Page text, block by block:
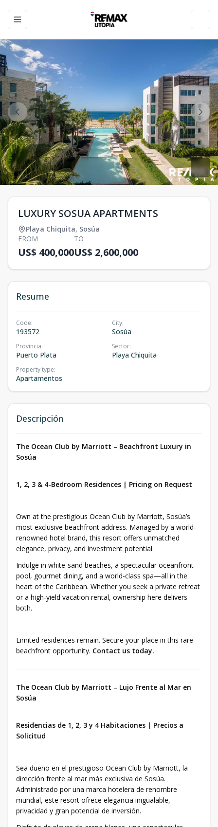
Toggle navigation menu
LUXURY SOSUA APARTMENTS
Playa Chiquita, Sosúa
FROM
US$ 400,000
TO
US$ 2,600,000
Resume
Code:
193572
City:
Sosúa
Provincia:
Puerto Plata
Sector:
Playa Chiquita
Property type:
Apartamentos
Descripción
The Ocean Club by Marriott – Beachfront Luxury in
Sosúa
1, 2, 3 & 4-Bedroom Residences | Pricing on Request
Own at the prestigious Ocean Club by Marriott, Sosúa’s
most exclusive beachfront address. Managed by a world-
renowned hotel brand, this resort offers unmatched
elegance, privacy, and investment potential.
Indulge in white-sand beaches, a spectacular oceanfront
pool, gourmet dining, and a world-class spa—all in the
heart of the Caribbean. Whether you seek a private retreat
or a high-yield vacation rental, ownership here delivers
both.
Limited residences remain. Secure your place in this rare
beachfront opportunity. Contact us today.
The Ocean Club by Marriott – Lujo Frente al Mar en
Sosúa
Residencias de 1, 2, 3 y 4 Habitaciones | Precios a
Solicitud
Sea dueño en el prestigioso Ocean Club by Marriott, la
dirección frente al mar más exclusiva de Sosúa.
Administrado por una marca hotelera de renombre
mundial, este resort ofrece elegancia inigualable,
privacidad y gran potencial de inversión.